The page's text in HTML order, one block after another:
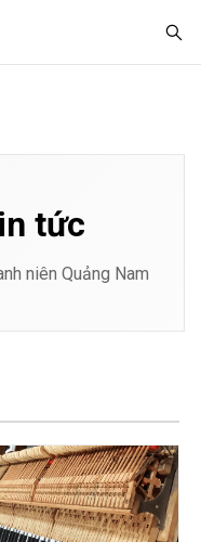
tức
niên Quảng Nam